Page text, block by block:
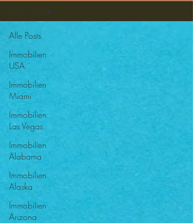
Alle Posts
Immobilien
USA
Immobilien
Miami
Immobilien
Las Vegas
Immobilien
Alabama
Immobilien
Alaska
Immobilien
Arizona